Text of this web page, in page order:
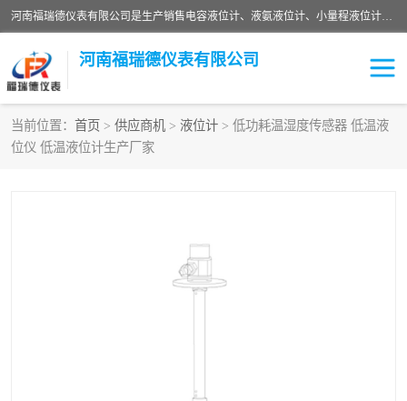
河南福瑞德仪表有限公司是生产销售电容液位计、液氨液位计、小量程液位计定制、智能锅炉水位计、液氮液位计等；并在产品开发、研制的过程中，吸取国内外仪器仪表的技术精华，建立了一支高、精、尖的科研开发队伍，使产品性能不断升级。
河南福瑞德仪表有限公司
当前位置： 首页 > 供应商机 > 液位计 > 低功耗温湿度传感器 低温液
位仪 低温液位计生产厂家
液位计
液位计传感器定制